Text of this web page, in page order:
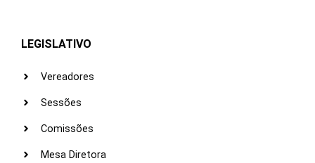
LEGISLATIVO
Vereadores
Sessões
Comissões
Mesa Diretora